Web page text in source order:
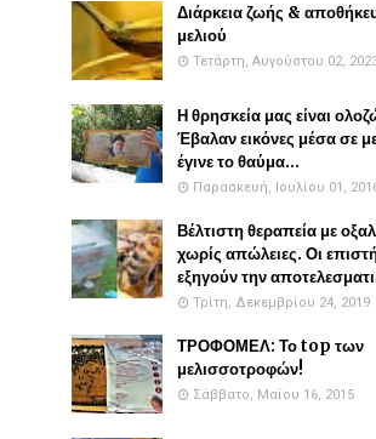
Διάρκεια ζωής &
μελιού
Τετάρτη, Αυγούστου 02,
Η θρησκεία μας είναι
Έβαλαν εικόνες μέσα σε
έγινε το θαύμα...
Παρασκευή, Ιουλίου 01,
Βέλτιστη θεραπεία με
χωρίς απώλειες. Οι
εξηγούν την
Τρίτη, Δεκεμβρίου 24, 2019
ΤΡΟΦΟΜΕΛ: Το top των
μελισσοτροφών!
Σάββατο, Μαΐου 16, 2015